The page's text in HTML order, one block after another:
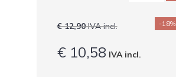
€ 12,90IVA incl. -18%
€ 10,58 IVA incl.